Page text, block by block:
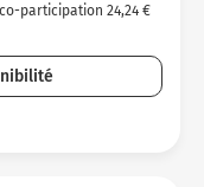
participation 24,24 €